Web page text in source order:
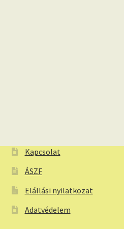
Kapcsolat
ÁSZF
Elállási nyilatkozat
Adatvédelem